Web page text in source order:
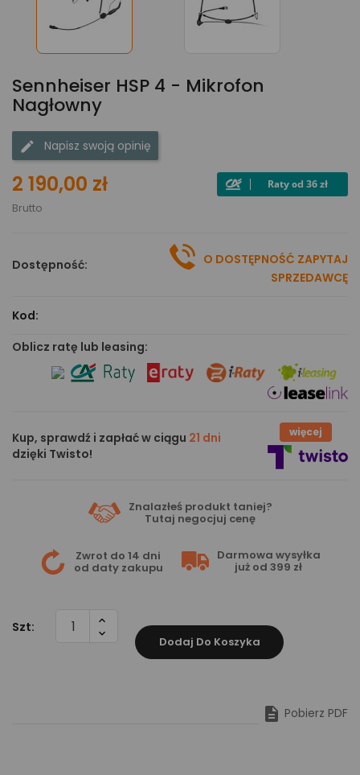
Sennheiser HSP 4 - Mikrofon
Nagłowny
Napisz swoją opinię
2 190,00 zł
Brutto
Dostępność:
O DOSTĘPNOŚĆ ZAPYTAJ
SPRZEDAWCĘ
Kod:
Oblicz ratę lub leasing:
Kup, sprawdź i zapłać w ciągu 21 dni
dzięki Twisto!
więcej
Znalazłeś produkt taniej?
Tutaj negocjuj cenę
Zwrot do 14 dni
od daty zakupu
Darmowa wysyłka
już od 399 zł
Szt:
Dodaj Do Koszyka
 Pobierz PDF